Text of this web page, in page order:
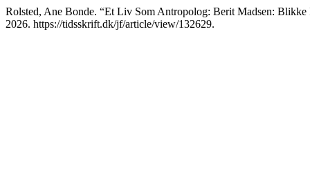
Rolsted, Ane Bonde. “Et Liv Som Antropolog: Berit Madsen:
2026. https://tidsskrift.dk/jf/article/view/132629.